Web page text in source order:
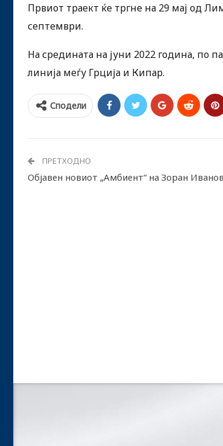
Првиот траект ќе тргне на 29 мај од
септември.
На средината на јуни 2022 година, по
линија меѓу Грција и Кипар.
Сподели
ПРЕТХОДНО
Објавен новиот „Амбиент“ на Зоран Иванов